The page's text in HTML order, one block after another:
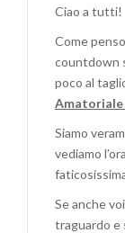
Ciao a tutti!
Come
countdown
poco al
Amatoriale
Siamo
vediamo
Se anche
traguardo e